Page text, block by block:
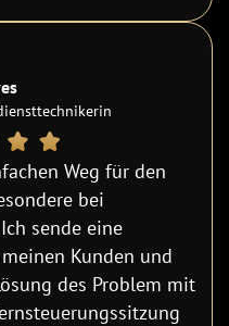
Weg für den
bei
sende eine
Kunden und
des Problem mit